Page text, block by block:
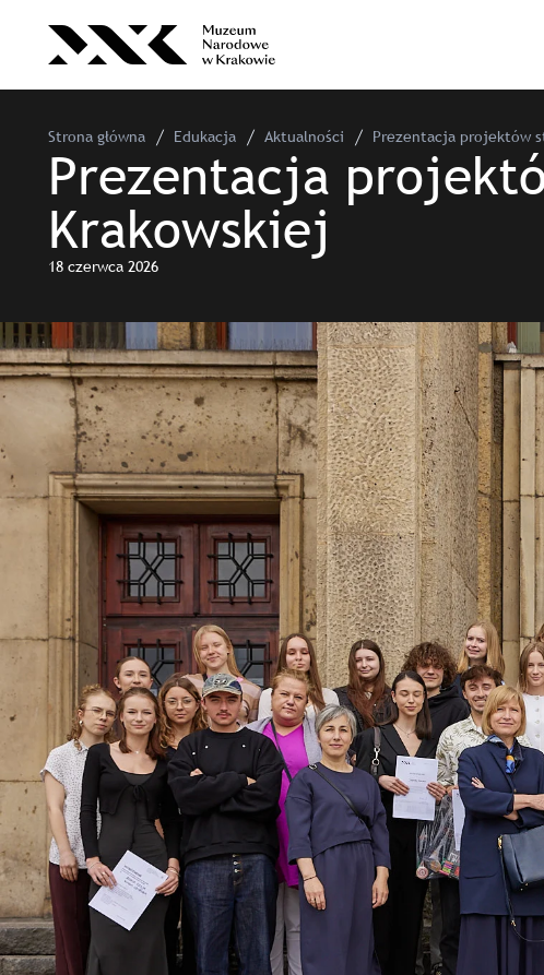
Strona główna Edukacja Aktualności Prezentacja projektów
Prezentacja
Krakowskiej
18 czerwca 2026